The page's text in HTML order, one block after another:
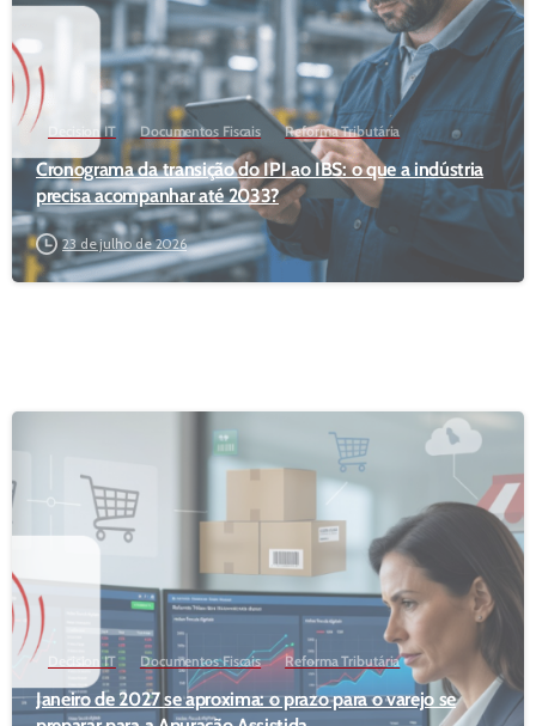
Decision IT Documentos Fiscais Reforma Tributária
Cronograma da transição do IPI ao IBS: o que a indústria
precisa acompanhar até 2033?
23 de julho de 2026
Decision IT Documentos Fiscais Reforma Tributária
Janeiro de 2027 se aproxima: o prazo para o varejo se